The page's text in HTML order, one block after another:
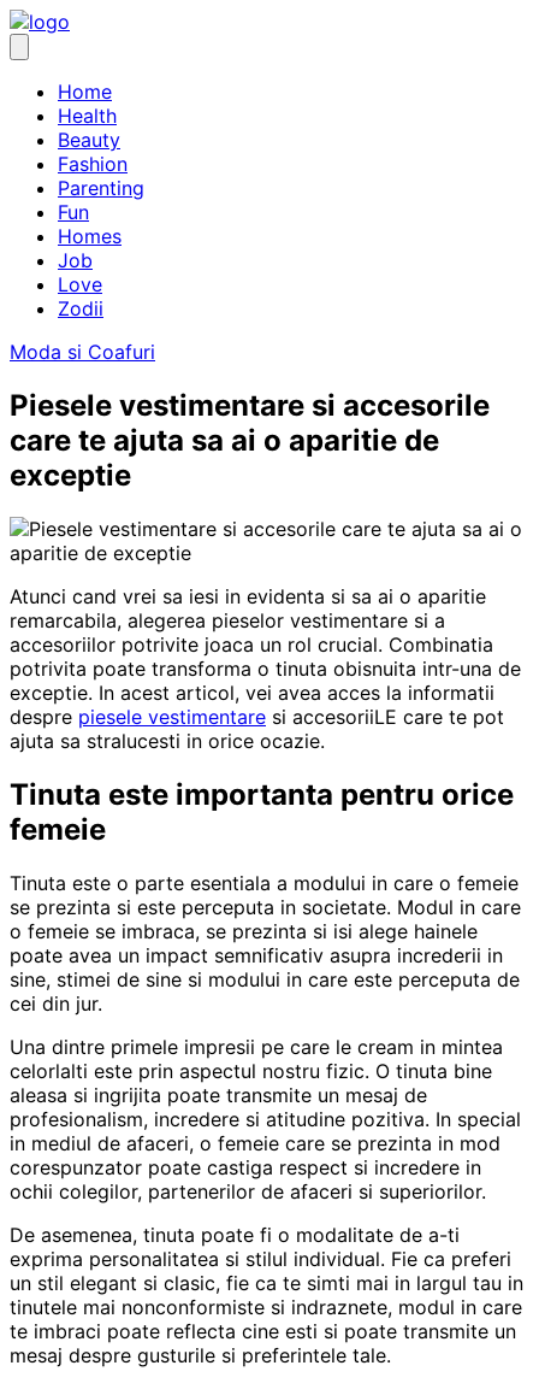
Skip
to
Home
Health
Beauty
Fashion
Parenting
Fun
Homes
Job
Love
Zodii
Moda si Coafuri
Piesele vestimentare si accesorile
care te ajuta sa ai o aparitie de
exceptie
Atunci cand vrei sa iesi in evidenta si sa ai o aparitie
remarcabila, alegerea pieselor vestimentare si a
accesoriilor potrivite joaca un rol crucial. Combinatia
potrivita poate transforma o tinuta obisnuita intr-una de
exceptie. In acest articol, vei avea acces la informatii
despre piesele vestimentare si accesoriiLE care te pot
ajuta sa stralucesti in orice ocazie.
Tinuta este importanta pentru orice
femeie
Tinuta este o parte esentiala a modului in care o femeie
se prezinta si este perceputa in societate. Modul in care
o femeie se imbraca, se prezinta si isi alege hainele
poate avea un impact semnificativ asupra increderii in
sine, stimei de sine si modului in care este perceputa de
cei din jur.
Una dintre primele impresii pe care le cream in mintea
celorlalti este prin aspectul nostru fizic. O tinuta bine
aleasa si ingrijita poate transmite un mesaj de
profesionalism, incredere si atitudine pozitiva. In special
in mediul de afaceri, o femeie care se prezinta in mod
corespunzator poate castiga respect si incredere in
ochii colegilor, partenerilor de afaceri si superiorilor.
De asemenea, tinuta poate fi o modalitate de a-ti
exprima personalitatea si stilul individual. Fie ca preferi
un stil elegant si clasic, fie ca te simti mai in largul tau in
tinutele mai nonconformiste si indraznete, modul in care
te imbraci poate reflecta cine esti si poate transmite un
mesaj despre gusturile si preferintele tale.